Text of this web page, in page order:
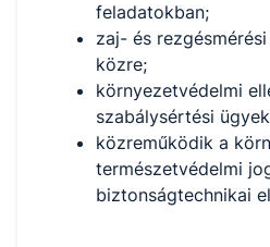
feladatokban;
zaj- és
közre;
környezetvédelmi
szabálysértési
közreműködik a
természetvédelmi
biztonságtechnikai